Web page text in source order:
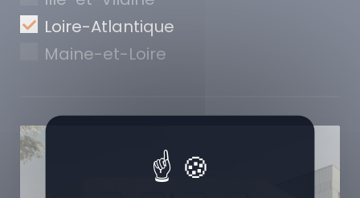
Loire-Atlantique
Maine-et-Loire